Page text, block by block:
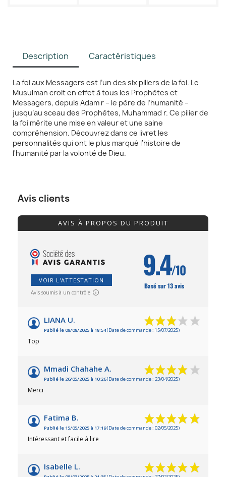
Description Caractéristiques
La foi aux Messagers est l’un des six piliers de la foi. Le
Musulman croit en effet à tous les Prophètes et
Messagers, depuis Adam r – le père de l’humanité –
jusqu’au sceau des Prophètes, Muhammad r. Ce pilier de
la foi mérite une mise en valeur et une saine
compréhension. Découvrez dans ce livret les
personnalités qui ont le plus marqué l'histoire de
l'humanité par la volonté de Dieu.
Avis clients
AVIS À PROPOS DU PRODUIT
VOIR L'ATTESTATION
Avis soumis à un contrôle
9.4/10
Basé sur 13 avis
LIANA U.
Publié le 08/08/2025 à 18:54(Date de commande : 15/07/2025)
Top
Mmadi Chahahe A.
Publié le 26/05/2025 à 10:26(Date de commande : 23/04/2025)
Merci
Fatima B.
Publié le 15/05/2025 à 17:19(Date de commande : 02/05/2025)
Intéressant et facile à lire
Isabelle L.